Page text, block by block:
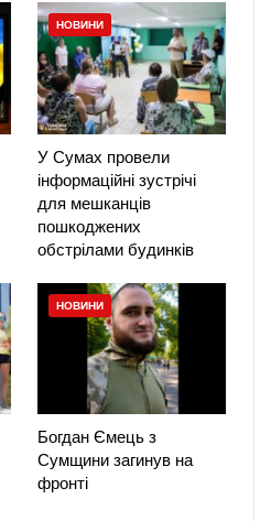
НОВИНИ
У Сумах провели
інформаційні зустрічі
для мешканців
пошкоджених
обстрілами будинків
НОВИНИ
Богдан Ємець з
Сумщини загинув на
фронті